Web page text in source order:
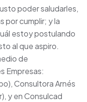
poder saludarles,
por cumplir; y la
estoy postulando
al que aspiro.
de
Empresas:
Consultora Arnés
y en Consulcad